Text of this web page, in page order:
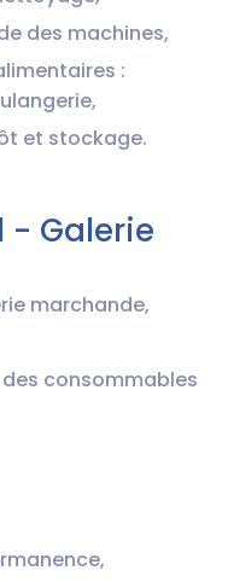
des machines,
:
et stockage.
- Galerie
marchande,
consommables